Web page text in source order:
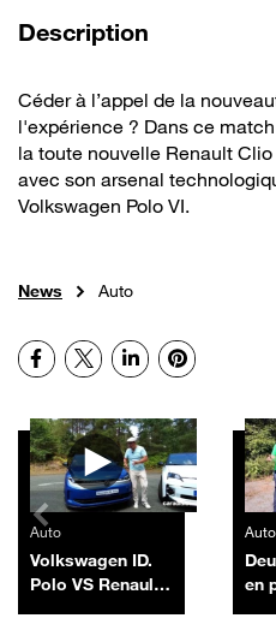
Description
Céder à l’appel de la
l'expérience ? Dans ce
la toute nouvelle Renault
avec son arsenal
Volkswagen Polo VI.
News Auto
Facebook
X LinkedInPinterest
Autres vidéos
Auto
Volkswagen ID.
Polo VS Renault
Auto
en